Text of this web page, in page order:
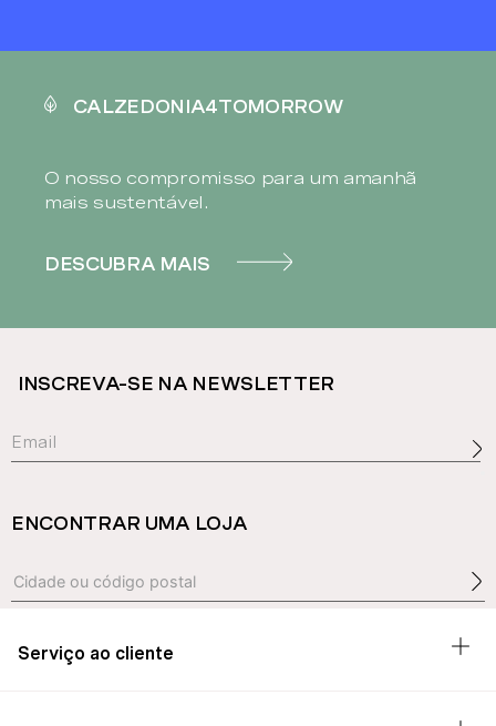
CALZEDONIA4TOMORROW
O nosso compromisso para um amanhã
mais sustentável.
DESCUBRA MAIS
INSCREVA-SE NA NEWSLETTER
ENCONTRAR UMA LOJA
Serviço ao cliente